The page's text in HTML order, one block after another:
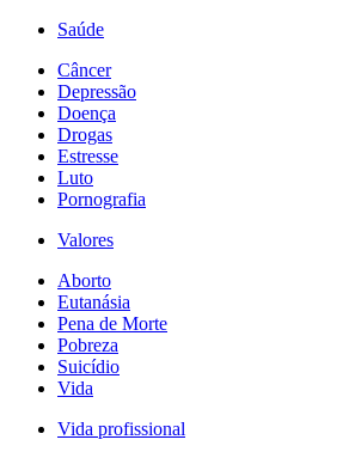
Saúde
Câncer
Depressão
Doença
Drogas
Estresse
Luto
Pornografia
Valores
Aborto
Eutanásia
Pena de Morte
Pobreza
Suicídio
Vida
Vida profissional